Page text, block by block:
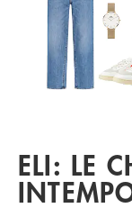
ELI: LE